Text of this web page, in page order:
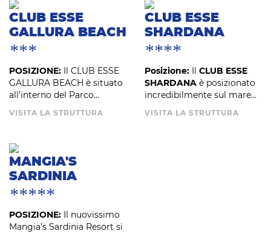
CLUB ESSE
GALLURA BEACH
***
POSIZIONE: Il CLUB ESSE
GALLURA BEACH è situato
all’interno del Parco...
VISITA LA STRUTTURA
CLUB ESSE
SHARDANA
****
Posizione:
CLUB ESSE
SHARDANA è posizionato
incredibilmente sul mare...
VISITA LA STRUTTURA
MANGIA'S
SARDINIA
*****
POSIZIONE: Il nuovissimo
Mangia’s Sardinia Resort si